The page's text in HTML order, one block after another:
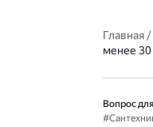
Главная/
менее
Вопрос